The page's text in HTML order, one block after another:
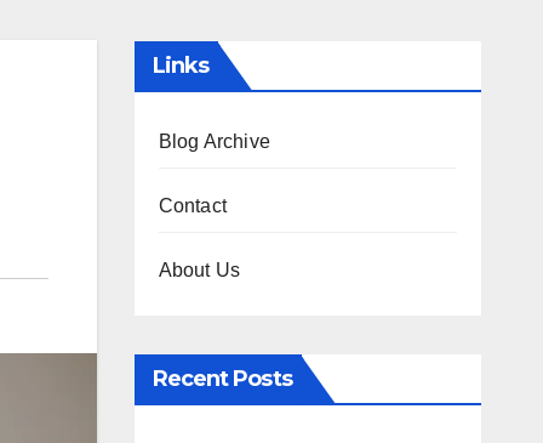
Links
Blog Archive
Contact
About Us
Recent Posts